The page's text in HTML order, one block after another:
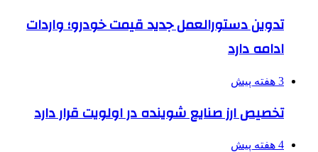
تدوین دستورالعمل جدید قیمت خودرو؛ واردات
ادامه دارد
3 هفته پیش
تخصیص ارز صنایع شوینده در اولویت قرار دارد
4 هفته پیش